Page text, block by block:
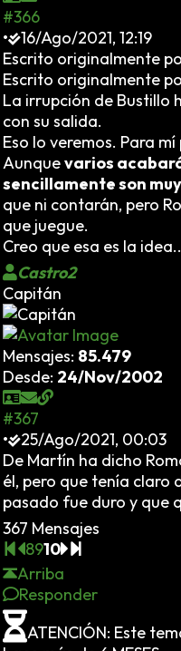
#366
•
16/Ago/2021, 12:19
Escrito originalmente
Escrito originalmente
La irrupción de Bustillo
con su salida.
Eso lo veremos. Para
Aunquevarios
sencillamente son
que ni contarán, pero
que juegue.
Creo que esa es la
Castro2
Capitán
Mensajes: 85.479
Desde: 24/Nov/2002
#367
•
25/Ago/2021, 00:03
De Martín ha dicho
él, pero que tenía claro
pasado fue duro y que
367 Mensajes
8910
Arriba
Responder
ATENCIÓN: Este